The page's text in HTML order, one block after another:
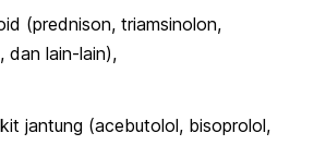
(prednison, triamsinolon,
dan lain-lain),
jantung (acebutolol, bisoprolol,